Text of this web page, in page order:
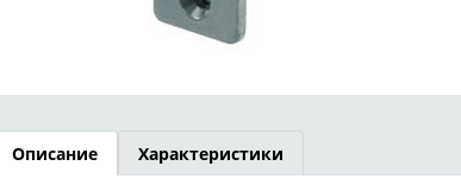
Описание Характеристики